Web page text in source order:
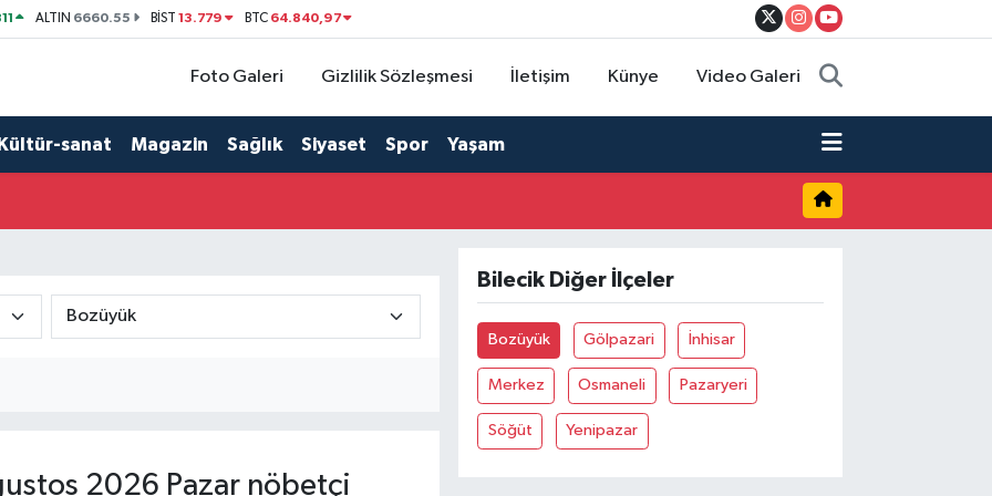
ALTIN 6660.55 BİST13.779 BTC 64.840,97
Foto Galeri Gizlilik Sözleşmesi İletişim Künye Video Galeri
Kültür-sanat Magazin Sağlık Siyaset Spor Yaşam
2026 Pazar nöbetçi
Bilecik Diğer İlçeler
Bozüyük Gölpazari İnhisar
Merkez Osmaneli Pazaryeri
Söğüt Yenipazar